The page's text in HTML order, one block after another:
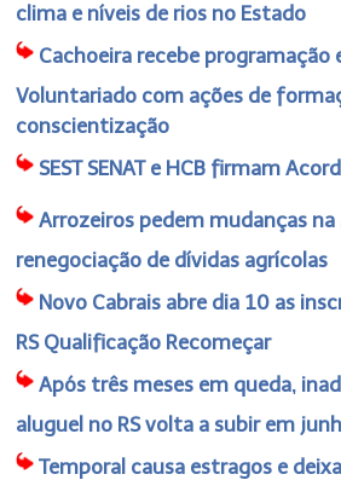
clima e níveis de rios no Estado
Cachoeira recebe programação
Voluntariado com ações de
conscientização
SEST SENAT e HCB firmam
Arrozeiros pedem mudanças
renegociação de dívidas agrícolas
Novo Cabrais abre dia 10 as
RS Qualificação Recomeçar
Após três meses em queda,
aluguel no RS volta a subir em
Temporal causa estragos e